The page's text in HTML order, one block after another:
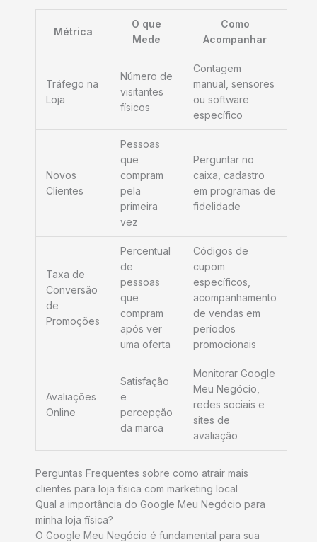
Métrica
O que
Mede
Como
Acompanhar
Tráfego na
Loja
Número de
visitantes
físicos
Contagem
manual, sensores
ou software
específico
Novos
Clientes
Pessoas
que
compram
pela
primeira
vez
Perguntar no
caixa, cadastro
em programas de
fidelidade
Taxa de
Conversão
de
Promoções
Percentual
de
pessoas
que
compram
após ver
uma oferta
Códigos de
cupom
específicos,
acompanhamento
de vendas em
períodos
promocionais
Avaliações
Online
Satisfação
e
percepção
da marca
Monitorar Google
Meu Negócio,
redes sociais e
sites de
avaliação
Perguntas Frequentes sobre como atrair mais
clientes para loja física com marketing local
Qual a importância do Google Meu Negócio para
minha loja física?
O Google Meu Negócio é fundamental para sua